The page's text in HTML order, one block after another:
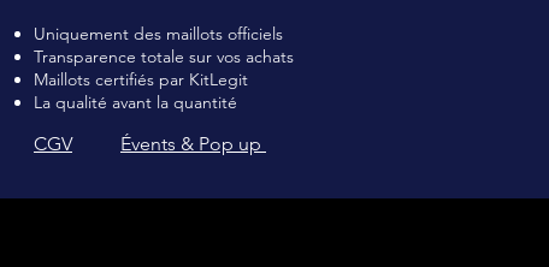
Uniquement des maillots officiels
Transparence totale sur vos achats
Maillots certifiés par KitLegit
La qualité avant la quantité
CGV Évents & Pop up